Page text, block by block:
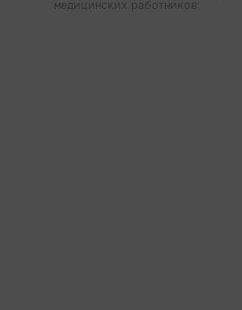
медицинских работников